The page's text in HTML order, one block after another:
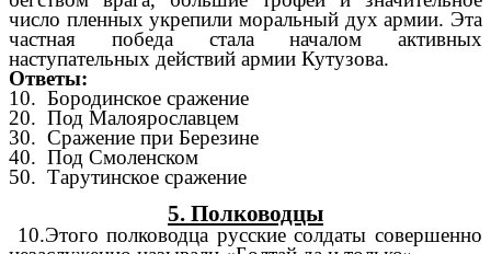
число пленных укрепили моральный дух армии. Эта
частная победа стала началом активных
наступательных действий армии Кутузова.
Ответы:
10. Бородинское сражение
20. Под Малоярославцем
30. Сражение при Березине
40. Под Смоленском
50. Тарутинское сражение
5. Полководцы
10.Этого полководца русские солдаты совершенно